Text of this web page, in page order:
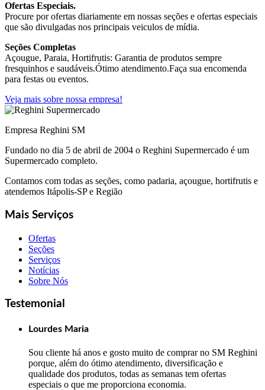
Ofertas Especiais.
Procure por ofertas diariamente em nossas seções e ofertas especiais
que são divulgadas nos principais veiculos de mídia.
Seções Completas
Açougue, Paraia, Hortifrutis: Garantia de produtos sempre
fresquinhos e saudáveis.Ótimo atendimento.Faça sua encomenda
para festas ou eventos.
Veja mais sobre nossa empresa!
Empresa Reghini SM
Fundado no dia 5 de abril de 2004 o Reghini Supermercado é um
Supermercado completo.
Contamos com todas as seções, como padaria, açougue, hortifrutis e
atendemos Itápolis-SP e Região
Mais Serviços
Ofertas
Seções
Serviços
Notícias
Sobre Nós
Testemonial
Lourdes Maria
Sou cliente há anos e gosto muito de comprar no SM Reghini
porque, além do ótimo atendimento, diversificação e
qualidade dos produtos, todas as semanas tem ofertas
especiais o que me proporciona economia.